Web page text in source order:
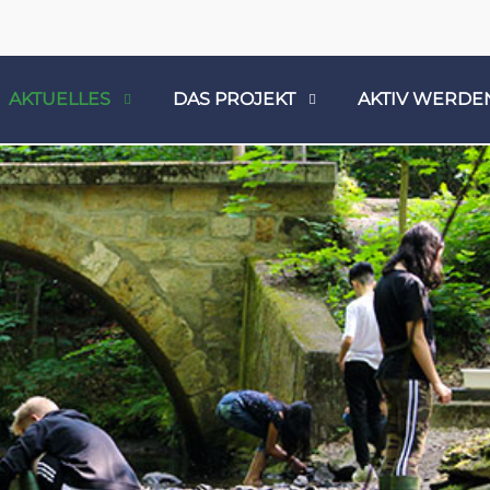
AKTUELLES DAS PROJEKT AKTIV